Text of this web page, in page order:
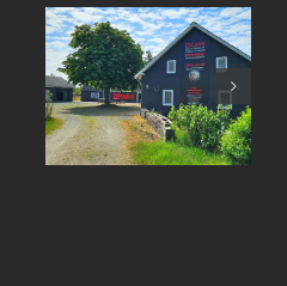
Pripnite
varnostne
pasove: prihaja
nekaj drznega!